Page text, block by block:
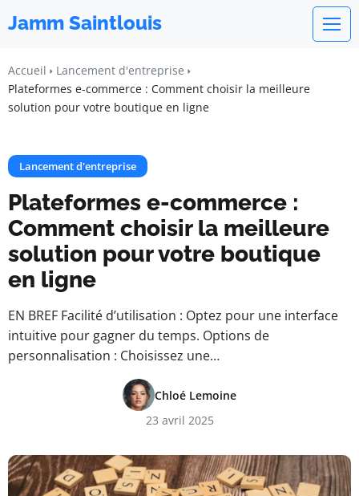
Jamm Saintlouis
Accueil
Lancement d'entreprise
Plateformes e-commerce : Comment choisir la meilleure
solution pour votre boutique en ligne
Lancement d'entreprise
Plateformes e-commerce :
Comment choisir la meilleure
solution pour votre boutique
en ligne
EN BREF Facilité d’utilisation : Optez pour une interface
intuitive pour gagner du temps. Options de
personnalisation : Choisissez une…
Chloé Lemoine
23 avril 2025